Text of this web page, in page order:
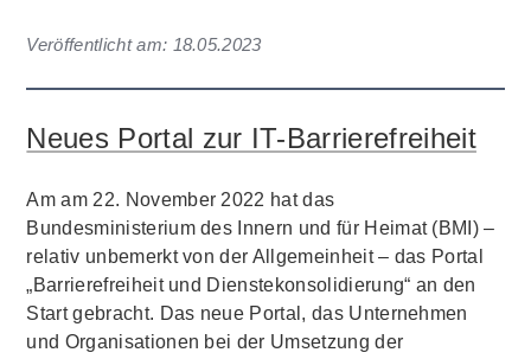
Veröffentlicht am: 18.05.2023
Neues Portal zur IT-Barrierefreiheit
Am am 22. November 2022 hat das
Bundesministerium des Innern und für Heimat (BMI) –
relativ unbemerkt von der Allgemeinheit – das Portal
„Barrierefreiheit und Dienstekonsolidierung“ an den
Start gebracht. Das neue Portal, das Unternehmen
und Organisationen bei der Umsetzung der